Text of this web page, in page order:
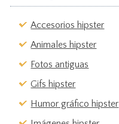
Accesorios hipster
Animales hipster
Fotos antiguas
Gifs hipster
Humor gráfico hipster